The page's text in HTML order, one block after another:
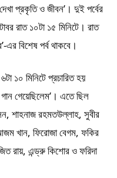
প্রকৃতি ও জীবন’। দুই পর্বের
রাত ১০টা ১৫ মিনিটে। রাত
এর বিশেষ পর্ব থাকবে।
১০ মিনিটে প্রচারিত হয়
গান গেয়েছিলেম’। এতে ছিল
শাহনাজ রহমতউল্লাহ, সুবীর
খান, ফিরোজা বেগম, ফকির
রায়, এন্ড্রু কিশোর ও ফরিদা